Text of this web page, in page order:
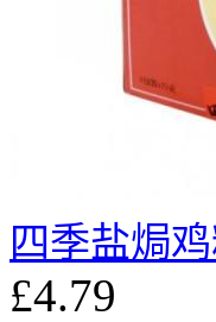
四季盐焗
£4.79